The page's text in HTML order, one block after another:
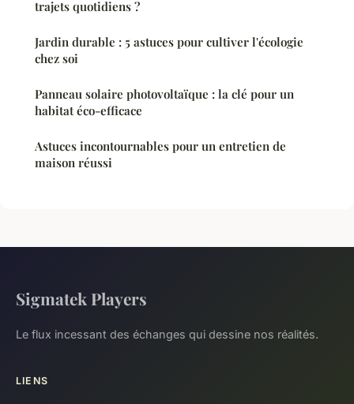
trajets quotidiens ?
Jardin durable : 5 astuces pour cultiver l'écologie
chez soi
Panneau solaire photovoltaïque : la clé pour un
habitat éco-efficace
Astuces incontournables pour un entretien de
maison réussi
Sigmatek Players
Le flux incessant des échanges qui dessine nos réalités.
LIENS